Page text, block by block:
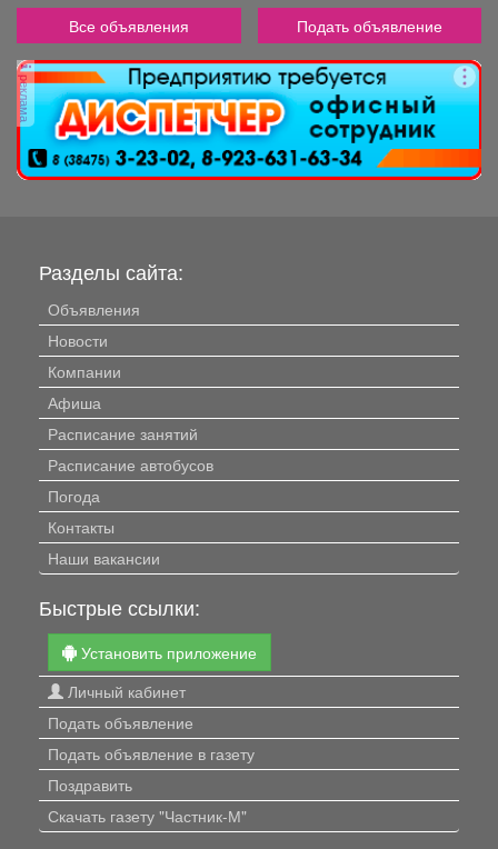
Все объявления Подать объявление
реклама
Разделы сайта:
Объявления
Новости
Компании
Афиша
Расписание занятий
Расписание автобусов
Погода
Контакты
Наши вакансии
Быстрые ссылки:
Установить приложение
Личный кабинет
Подать объявление
Подать объявление в газету
Поздравить
Скачать газету "Частник-М"